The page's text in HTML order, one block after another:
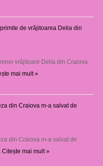
de vrăjitoarea Delia din
vrăjitoare Delia din Craiova
mai mult »
din Craiova m-a salvat de
din Craiova m-a salvat de
Citește mai mult »